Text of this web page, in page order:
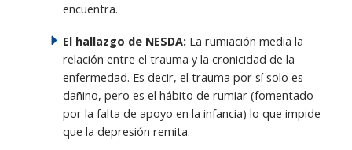
encuentra.
El hallazgo de NESDA: La rumiación media la
relación entre el trauma y la cronicidad de la
enfermedad. Es decir, el trauma por sí solo es
dañino, pero es el hábito de rumiar (fomentado
por la falta de apoyo en la infancia) lo que impide
que la depresión remita.